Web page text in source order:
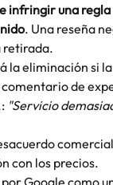
infringir una regla
. Una reseña
retirada.
la eliminación si
comentario de
"Servicio
con los precios.
por Google como